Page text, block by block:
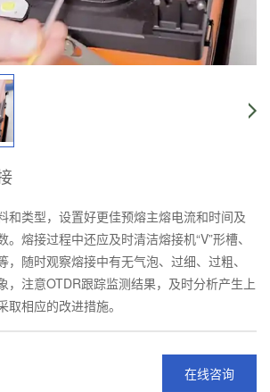
和类型，设置好更佳预熔主熔电流和时间及
熔接过程中还应及时清洁熔接机“V”形槽、
，随时观察熔接中有无气泡、过细、过粗、
，注意OTDR跟踪监测结果，及时分析产生上
相应的改进措施。
在线咨询